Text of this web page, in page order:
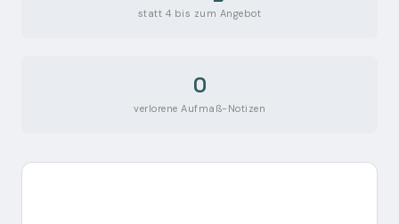
statt 4 bis zum Angebot
0
verlorene Aufmaß-Notizen